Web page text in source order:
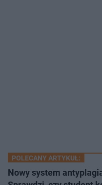
POLECANY ARTYKUŁ:
Nowy system